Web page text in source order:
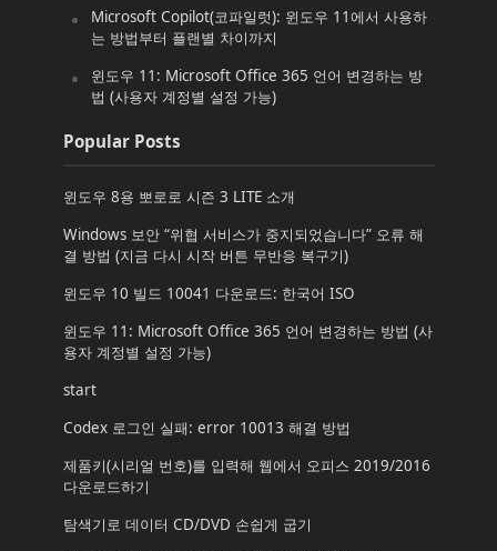
Microsoft Copilot(코파일럿): 윈도우 11에서 사용하
는 방법부터 플랜별 차이까지
윈도우 11: Microsoft Office 365 언어 변경하는 방
법 (사용자 계정별 설정 가능)
Popular Posts
윈도우 8용 뽀로로 시즌 3 LITE 소개
Windows 보안 “위협 서비스가 중지되었습니다” 오류 해
결 방법 (지금 다시 시작 버튼 무반응 복구기)
윈도우 10 빌드 10041 다운로드: 한국어 ISO
윈도우 11: Microsoft Office 365 언어 변경하는 방법 (사
용자 계정별 설정 가능)
start
Codex 로그인 실패: error 10013 해결 방법
제품키(시리얼 번호)를 입력해 웹에서 오피스 2019/2016
다운로드하기
탐색기로 데이터 CD/DVD 손쉽게 굽기